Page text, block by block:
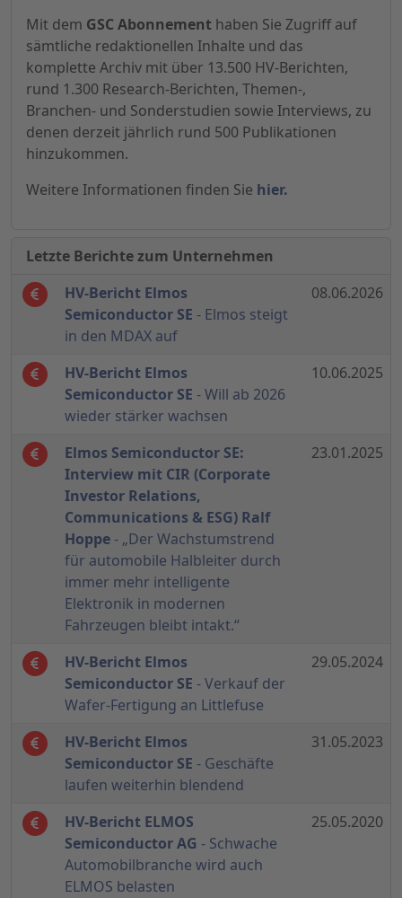
Mit dem GSC Abonnement haben Sie Zugriff auf
sämtliche redaktionellen Inhalte und das
komplette Archiv mit über 13.500 HV-Berichten,
rund 1.300 Research-Berichten, Themen-,
Branchen- und Sonderstudien sowie Interviews, zu
denen derzeit jährlich rund 500 Publikationen
hinzukommen.
Weitere Informationen finden Sie hier.
Letzte Berichte zum Unternehmen
HV-Bericht Elmos
Semiconductor SE - Elmos steigt
in den MDAX auf
08.06.2026
HV-Bericht Elmos
Semiconductor SE - Will ab 2026
wieder stärker wachsen
10.06.2025
Elmos Semiconductor SE:
Interview mit CIR (Corporate
Investor Relations,
Communications & ESG) Ralf
Hoppe - „Der Wachstumstrend
für automobile Halbleiter durch
immer mehr intelligente
Elektronik in modernen
Fahrzeugen bleibt intakt.“
23.01.2025
HV-Bericht Elmos
Semiconductor SE - Verkauf der
Wafer-Fertigung an Littlefuse
29.05.2024
HV-Bericht Elmos
Semiconductor SE - Geschäfte
laufen weiterhin blendend
31.05.2023
HV-Bericht ELMOS
Semiconductor AG - Schwache
Automobilbranche wird auch
ELMOS belasten
25.05.2020